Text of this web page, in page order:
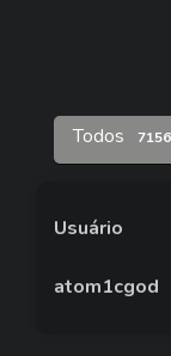
Todos
Usuário
atom1cgod